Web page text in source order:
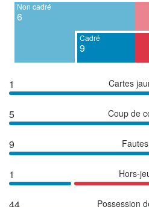
Non cadré
6
Cadré
9
1 Cartes
5 Coup de
9 Fautes
1 Hors-
44 Possession